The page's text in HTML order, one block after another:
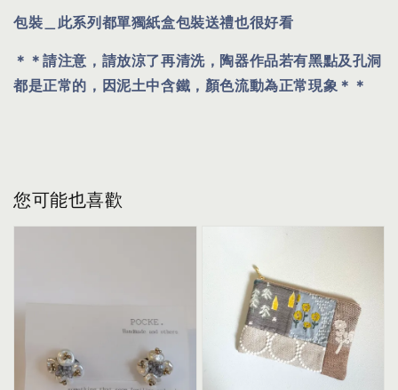
包裝＿此系列都單獨紙盒包裝送禮也很好看
＊＊請注意，請放涼了再清洗，陶器作品若有黑點及孔洞
都是正常的，因泥土中含鐵，顏色流動為正常現象＊＊
您可能也喜歡